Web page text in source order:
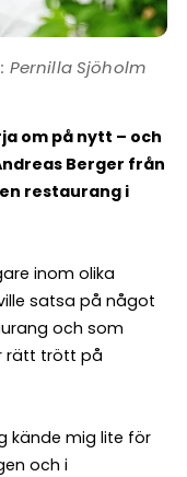
Pernilla Sjöholm
om på nytt – och
Berger från
restaurang i
inom olika
satsa på något
och som
rätt trött på
kände mig lite för
och i